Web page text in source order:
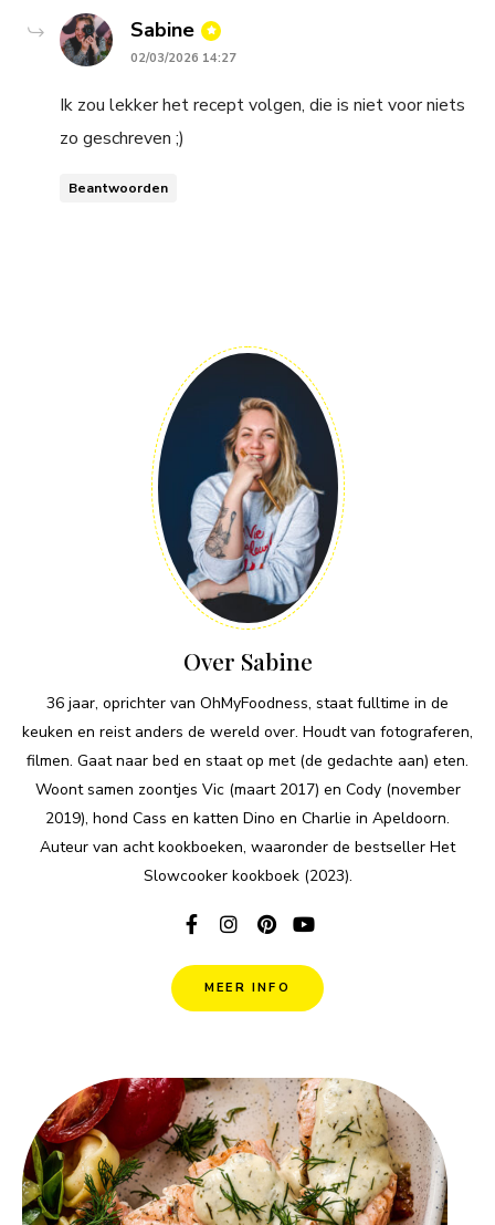
Sabine says:
02/03/2026 14:27
Ik zou lekker het recept volgen, die is niet voor niets
zo geschreven ;)
Beantwoorden
Over Sabine
36 jaar, oprichter van OhMyFoodness, staat fulltime in de
keuken en reist anders de wereld over. Houdt van fotograferen,
filmen. Gaat naar bed en staat op met (de gedachte aan) eten.
Woont samen zoontjes Vic (maart 2017) en Cody (november
2019), hond Cass en katten Dino en Charlie in Apeldoorn.
Auteur van acht kookboeken, waaronder de bestseller Het
Slowcooker kookboek (2023).
MEER INFO